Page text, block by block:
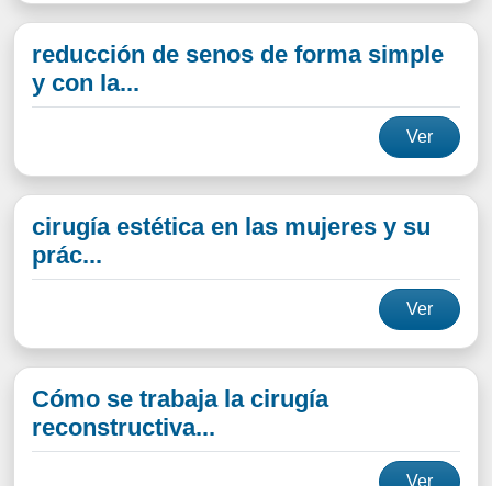
reducción de senos de forma simple
y con la...
Ver
cirugía estética en las mujeres y su
prác...
Ver
Cómo se trabaja la cirugía
reconstructiva...
Ver